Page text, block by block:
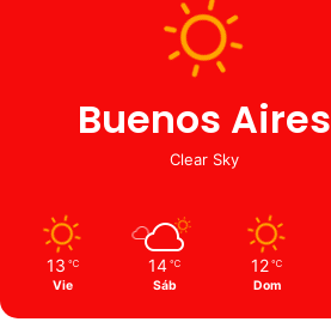
Buenos Aires
Clear Sky
13 ℃
Vie
14 ℃
Sáb
12 ℃
Dom